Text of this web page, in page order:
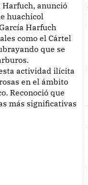
huachicol
Harfuch
como el Cártel
que se
actividad ilícita
en el ámbito
Reconoció que
más significativas